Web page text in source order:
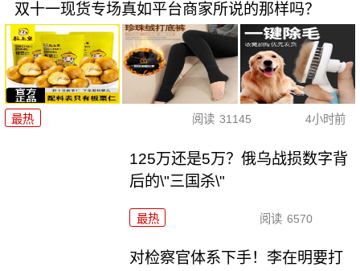
双十一现货专场真如平台商家所说的那样吗？
最热 阅读 31145 4小时前
125万还是5万？俄乌战损数字背
后的\"三国杀\"
最热 阅读 6570
对检察官体系下手！李在明要打